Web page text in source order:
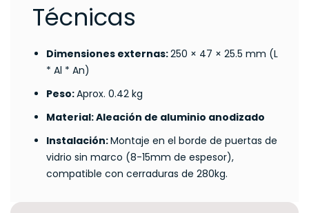
Técnicas
Dimensiones externas:250 × 47 × 25.5 mm (L
* Al * An)
Peso:Aprox. 0.42 kg
Material: Aleación de aluminio anodizado
Instalación:Montaje en el borde de puertas de
vidrio sin marco (8-15mm de espesor),
compatible con cerraduras de 280kg.